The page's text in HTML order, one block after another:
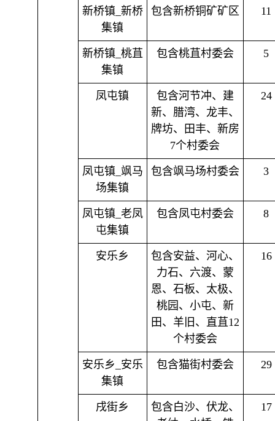
新桥镇_新桥
集镇
包含新桥铜矿矿区 11
新桥镇_桃苴
集镇
包含桃苴村委会 5
凤屯镇
包含河节冲、建
新、腊湾、龙丰、
牌坊、田丰、新房
7个村委会
24
凤屯镇_飒马
场集镇
包含飒马场村委会 3
凤屯镇_老凤
屯集镇
包含凤屯村委会 8
安乐乡
包含安益、河心、
力石、六渡、蒙
恩、石板、太极、
桃园、小屯、新
田、羊旧、直苴12
个村委会
16
安乐乡_安乐
集镇
包含猫街村委会 29
戌街乡
包含白沙、伏龙、
17